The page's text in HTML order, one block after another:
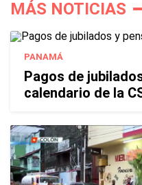
MÁS NOTICIAS
PANAMÁ
Pagos de
calendario de la